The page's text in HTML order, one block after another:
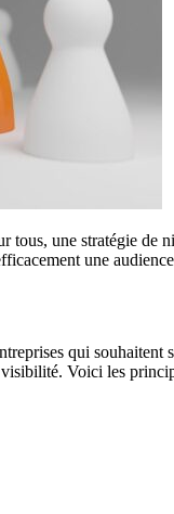
tous, une stratégie
une
qui
Voici les